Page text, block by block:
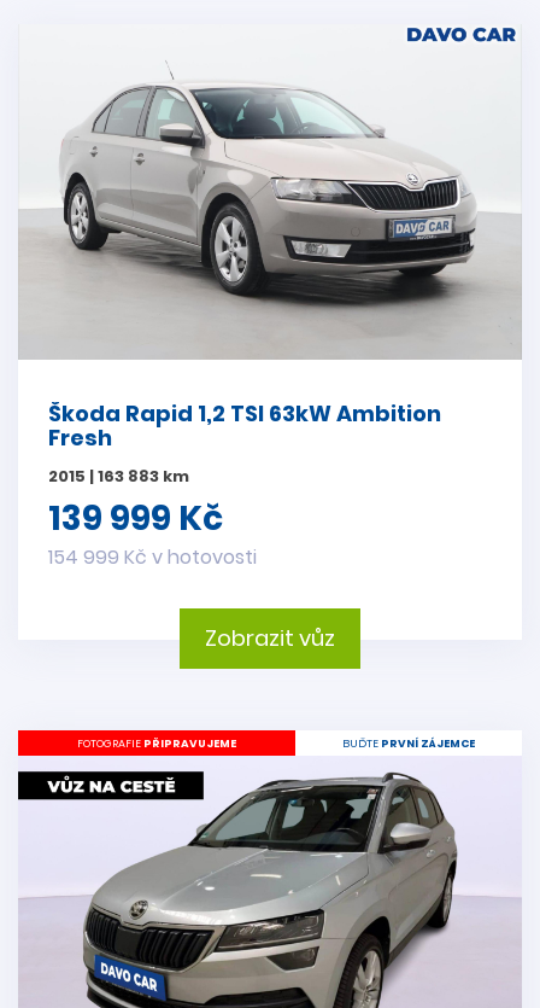
Škoda Rapid 1,2 TSI 63kW Ambition
Fresh
2015 | 163 883 km
139 999 Kč
154 999 Kč v hotovosti
Zobrazit vůz
FOTOGRAFIE PŘIPRAVUJEME BUĎTE PRVNÍ ZÁJEMCE